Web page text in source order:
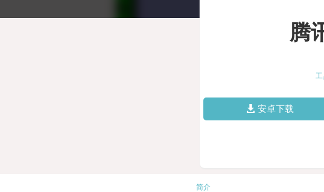
腾
安卓下载
简介